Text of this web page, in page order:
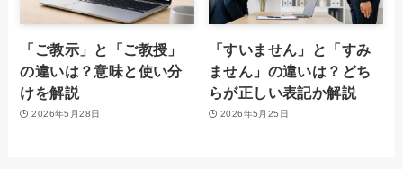
「ご教示」と「ご教授」
の違いは？意味と使い分
けを解説
2026年5月28日
「すいません」と「すみ
ません」の違いは？どち
らが正しい表記か解説
2026年5月25日